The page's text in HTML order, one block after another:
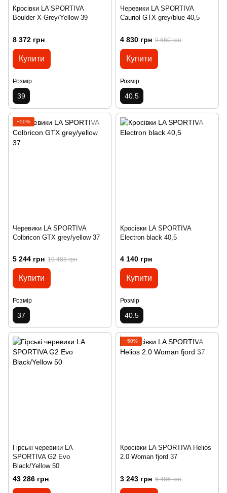
Кросівки LA SPORTIVA
Boulder X Grey/Yellow 39
8 372 грн
Купити
Розмір
39
Черевики LA SPORTIVA
Cauriol GTX grey/blue 40,5
4 830 грн 9 660 грн
Купити
Розмір
40.5
−50%
Черевики LA SPORTIVA
Colbricon GTX grey/yellow 37
5 244 грн 10 488 грн
Купити
Розмір
37
Кросівки LA SPORTIVA
Electron black 40,5
4 140 грн
Купити
Розмір
40.5
Гірські черевики LA
SPORTIVA G2 Evo
Black/Yellow 50
43 286 грн
−50%
Кросівки LA SPORTIVA Helios
2.0 Woman fjord 37
3 243 грн 6 486 грн